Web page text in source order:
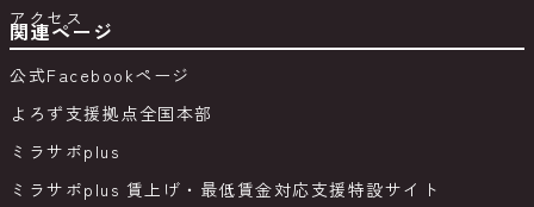
アクセス
関連ページ
公式Facebookページ
よろず支援拠点全国本部
ミラサポplus
ミラサポplus 賃上げ・最低賃金対応支援特設サイト